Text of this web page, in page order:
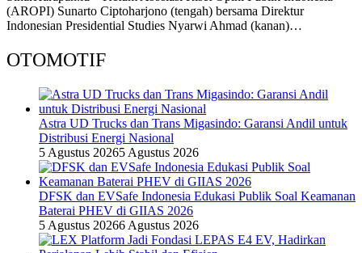
(AROPI) Sunarto Ciptoharjono (tengah) bersama Direktur
Indonesian Presidential Studies Nyarwi Ahmad (kanan)…
OTOMOTIF
Astra UD Trucks dan Trans Migasindo: Garansi Andil untuk
Distribusi Energi Nasional
5 Agustus 20265 Agustus 2026
DFSK dan EVSafe Indonesia Edukasi Publik Soal Keamanan
Baterai PHEV di GIIAS 2026
5 Agustus 20266 Agustus 2026